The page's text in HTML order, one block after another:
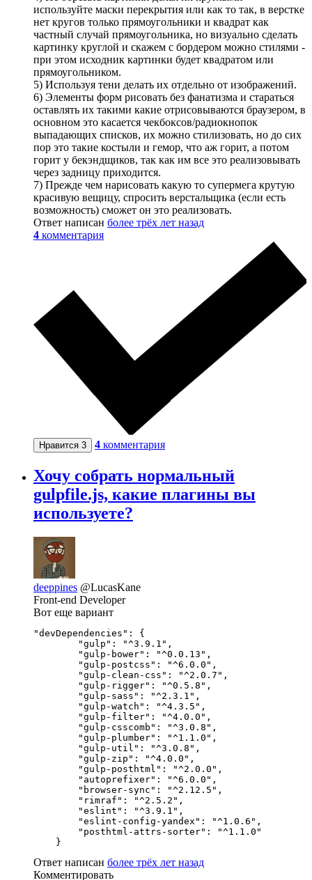
используйте маски перекрытия или как то так, в верстке
нет кругов только прямоугольники и квадрат как
частный случай прямоугольника, но визуально сделать
картинку круглой и скажем с бордером можно стилями -
при этом исходник картинки будет квадратом или
прямоугольником.
5) Используя тени делать их отдельно от изображений.
6) Элементы форм рисовать без фанатизма и стараться
оставлять их такими какие отрисовываются браузером, в
основном это касается чекбоксов/радиокнопок
выпадающих списков, их можно стилизовать, но до сих
пор это такие костыли и гемор, что аж горит, а потом
горит у бекэндщиков, так как им все это реализовывать
через задницу приходится.
7) Прежде чем нарисовать какую то супермега крутую
красивую вещицу, спросить верстальщика (если есть
возможность) сможет он это реализовать.
Ответ написан более трёх лет назад
4 комментария
Нравится 3 4 комментария
Хочу собрать нормальный
gulpfile.js, какие плагины вы
используете?
deeppines @LucasKane
Front-end Developer
Вот еще вариант
"devDependencies": {
        "gulp": "^3.9.1",
        "gulp-bower": "^0.0.13",
        "gulp-postcss": "^6.0.0",
        "gulp-clean-css": "^2.0.7",
        "gulp-rigger": "^0.5.8",
        "gulp-sass": "^2.3.1",
        "gulp-watch": "^4.3.5",
        "gulp-filter": "^4.0.0",
        "gulp-csscomb": "^3.0.8",
        "gulp-plumber": "^1.1.0",
        "gulp-util": "^3.0.8",
        "gulp-zip": "^4.0.0",
        "gulp-posthtml": "^2.0.0",
        "autoprefixer": "^6.0.0",
        "browser-sync": "^2.12.5",
        "rimraf": "^2.5.2",
        "eslint": "^3.9.1",
        "eslint-config-yandex": "^1.0.6",
        "posthtml-attrs-sorter": "^1.1.0"
    }
Ответ написан более трёх лет назад
Комментировать